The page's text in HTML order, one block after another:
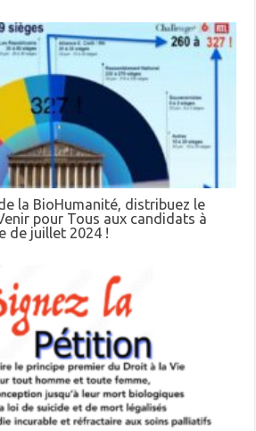
la BioHumanité, distribuez le
pour Tous aux candidats à
de juillet 2024 !